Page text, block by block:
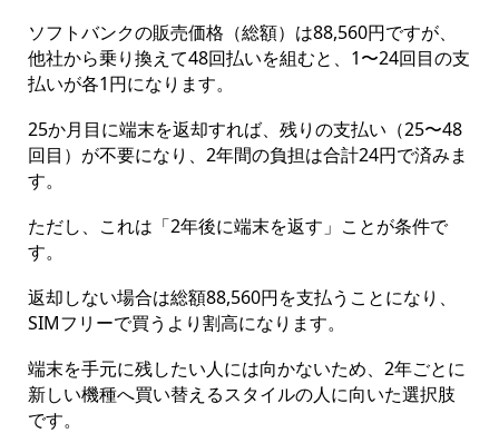
ソフトバンクの販売価格（総額）は88,560円ですが、
他社から乗り換えて48回払いを組むと、1〜24回目の支
払いが各1円になります。
25か月目に端末を返却すれば、残りの支払い（25〜48
回目）が不要になり、2年間の負担は合計24円で済みま
す。
ただし、これは「2年後に端末を返す」ことが条件で
す。
返却しない場合は総額88,560円を支払うことになり、
SIMフリーで買うより割高になります。
端末を手元に残したい人には向かないため、2年ごとに
新しい機種へ買い替えるスタイルの人に向いた選択肢
です。